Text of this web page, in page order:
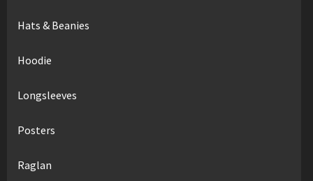
Hats & Beanies
Hoodie
Longsleeves
Posters
Raglan